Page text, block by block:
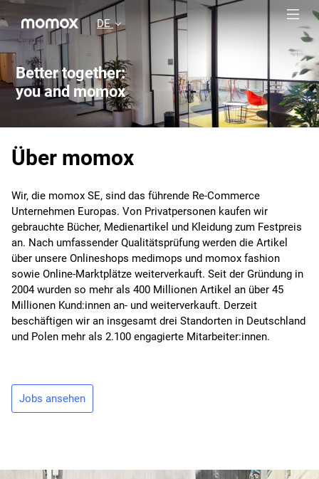
DE
Better together:
you and momox
Über momox
Wir, die momox SE, sind das führende Re-Commerce
Unternehmen Europas. Von Privatpersonen kaufen wir
gebrauchte Bücher, Medienartikel und Kleidung zum Festpreis
an. Nach umfassender Qualitätsprüfung werden die Artikel
über unsere Onlineshops medimops und momox fashion
sowie Online-Marktplätze weiterverkauft. Seit der Gründung in
2004 wurden so mehr als 400 Millionen Artikel an über 45
Millionen Kund:innen an- und weiterverkauft. Derzeit
beschäftigen wir an insgesamt drei Standorten in Deutschland
und Polen mehr als 2.100 engagierte Mitarbeiter:innen.
Jobs ansehen